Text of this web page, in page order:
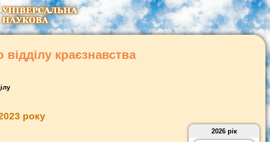
краєзнавства
року
2026 рік